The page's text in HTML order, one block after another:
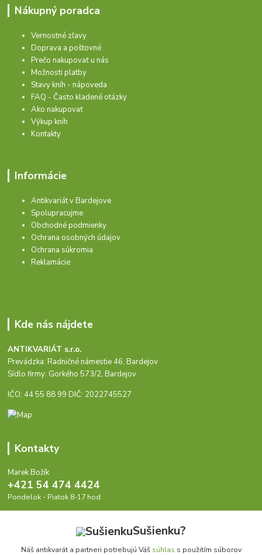
Nákupný poradca
Vernostné zľavy
Doprava a poštovné
Prečo nakupovať u nás
Možnosti platby
Stavy kníh - nápoveda
FAQ - Často kladené otázky
Ako nakupovať
Výkup kníh
Kontakty
Informácie
Antikvariát v Bardejove
Spolupracujme
Obchodné podmienky
Ochrana osobných údajov
Ochrana súkromia
Reklamácie
Kde nás nájdete
ANTIKVARIÁT s.r.o.
Prevádzka: Radničné námestie 46, Bardejov
Sídlo firmy: Gorkého 573/2, Bardejov
IČO: 44 55 88 99 DIČ: 2022745527
Kontakty
Marek Božík
+421 54 474 4424
Pondelok - Piatok 8-17 hod.
Sušienku?
Náš antikvarát a partneri potrebujú Váš súhlas s použitím súborov